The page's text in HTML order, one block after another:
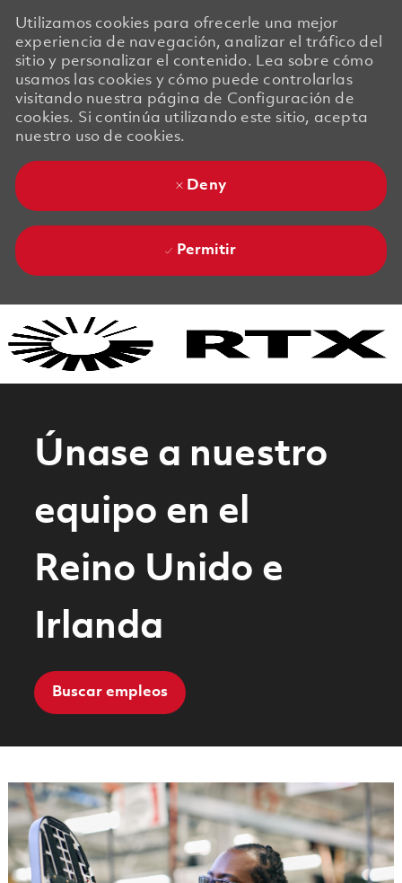
Utilizamos cookies para ofrecerle una mejor
experiencia de navegación, analizar el tráfico del
sitio y personalizar el contenido. Lea sobre cómo
usamos las cookies y cómo puede controlarlas
visitando nuestra página de Configuración de
cookies. Si continúa utilizando este sitio, acepta
nuestro uso de cookies.
Deny
Permitir
Únase a nuestro
equipo en el
Reino Unido e
Irlanda
Buscar empleos